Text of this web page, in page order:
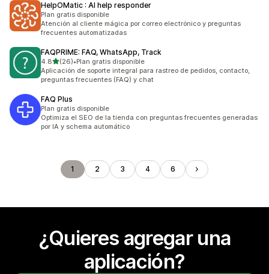
HelpOMatic : AI help responder
Plan gratis disponible
Atención al cliente mágica por correo electrónico y preguntas
frecuentes automatizadas
FAQPRIME: FAQ, WhatsApp, Track
4.8de 5 estrellas
(26)
26 reseñas en total
•Plan gratis disponible
Aplicación de soporte integral para rastreo de pedidos, contacto,
preguntas frecuentes (FAQ) y chat
FAQ Plus
Plan gratis disponible
Optimiza el SEO de la tienda con preguntas frecuentes generadas
por IA y schema automático
1 2 3 4 6
¿Quieres agregar una
aplicación?